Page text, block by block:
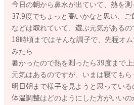
今日の朝から鼻水が出ていて、熱を測
37.9度でちょっと高いかなと思い、
などは取れていて、遊ぶ元気があるの
18時頃まではそんな調子で、先程オ
みたら
暑かったので熱を測ったら39度まで上
元気はあるのですが、いまは寝てもら
明日朝まで様子を見ようと思っている
体温調整はどのようにした方がいい